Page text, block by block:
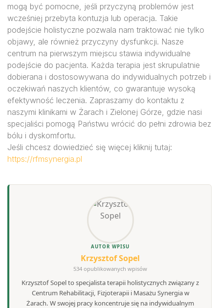
mogą być pomocne, jeśli przyczyną problemów jest
wcześniej przebyta kontuzja lub operacja. Takie
podejście holistyczne pozwala nam traktować nie tylko
objawy, ale również przyczyny dysfunkcji. Nasze
centrum na pierwszym miejscu stawia indywidualne
podejście do pacjenta. Każda terapia jest skrupulatnie
dobierana i dostosowywana do indywidualnych potrzeb i
oczekiwań naszych klientów, co gwarantuje wysoką
efektywność leczenia. Zapraszamy do kontaktu z
naszymi klinikami w Żarach i Zielonej Górze, gdzie nasi
specjaliści pomogą Państwu wrócić do pełni zdrowia bez
bólu i dyskomfortu.
Jeśli chcesz dowiedzieć się więcej kliknij tutaj:
https://rfmsynergia.pl
AUTOR WPISU
Krzysztof Sopel
534 opublikowanych wpisów
Krzysztof Sopel to specjalista terapii holistycznych związany z
Centrum Rehabilitacji, Fizjoterapii i Masażu Synergia w
Żarach. W swojej pracy koncentruje się na indywidualnym